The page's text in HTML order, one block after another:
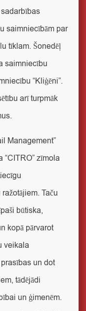
saimniecībām par
tīklam. Šonedēļ
saimniecību
“Kliģēni”.
arī turpmāk
Management”
“CITRO” zīmola
Taču
būtiska,
kopā pārvarot
veikala
un dot
tādējādi
un ģimenēm.